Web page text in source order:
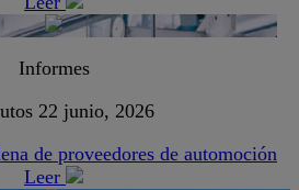
Informes
22 junio, 2026
de proveedores de automoción
Leer